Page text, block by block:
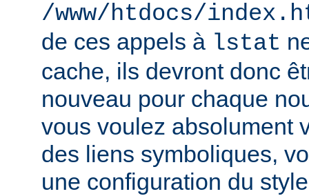
/www/htdocs/
de ces appels à lstat
cache, ils devront donc
nouveau pour chaque
vous voulez absolument
des liens symboliques,
une configuration du